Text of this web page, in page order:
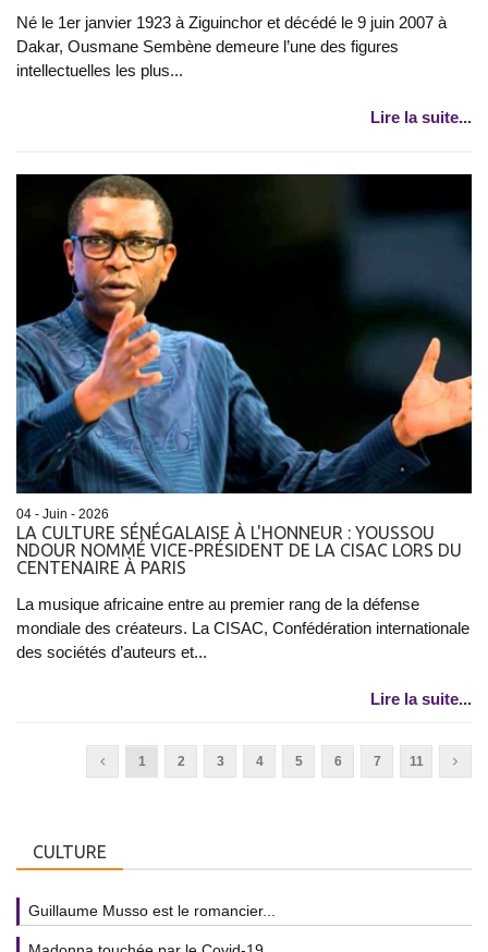
Né le 1er janvier 1923 à Ziguinchor et décédé le 9 juin 2007 à
Dakar, Ousmane Sembène demeure l’une des figures
intellectuelles les plus...
Lire la suite...
04 - Juin - 2026
LA CULTURE SÉNÉGALAISE À L'HONNEUR : YOUSSOU
NDOUR NOMMÉ VICE-PRÉSIDENT DE LA CISAC LORS DU
CENTENAIRE À PARIS
La musique africaine entre au premier rang de la défense
mondiale des créateurs. La CISAC, Confédération internationale
des sociétés d’auteurs et...
Lire la suite...
1 2 3 4 5 6 7 11
CULTURE
Guillaume Musso est le romancier...